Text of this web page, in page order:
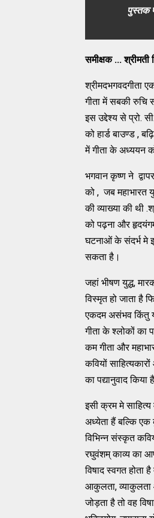
पुस्तक
समीक्षक ...
श्रीमदभगवदगीता
गीता में सबकी रुचि
इस उद्देश्य से प्रो.
को हार्ड बाउण्ड ,
में गीता के अध्ययन
भगवान कृष्ण ने
को , जब महाभारत
की व्याख्या की थी
को पढ़ना और
घटनाओं के संदर्भ मे
सकता है।
जहां भीषण युद्ध,
विस्मृत हो जाता है
एकदम असंभव किंतु
गीता के श्लोकों का
कम गीता और
कवियों
का पद्यानुवाद
इसी क्रम मे साहित्य
अध्येता हैं बल्कि एक
विभिन्न संस्कृत
रघुवंशम् काव्य का
विषाद स्वगत होता
आकुलता, व्याकुलता
जोड़ता है तो वह